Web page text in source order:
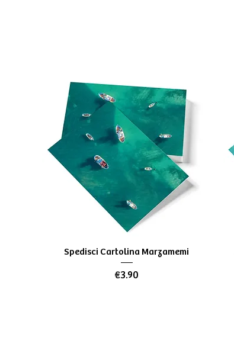
Quick View
Spedisci Cartolina Marzamemi
Price
€3.90